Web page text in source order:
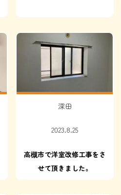
深田
2023.8.25
高槻市で洋室改修工事をさ
せて頂きました。